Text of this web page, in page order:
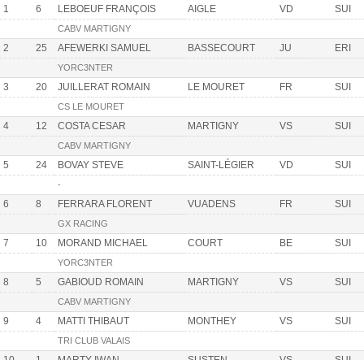
1 6 LEBOEUF FRANÇOIS AIGLE VD SUI
CABV MARTIGNY
2 25 AFEWERKI SAMUEL BASSECOURT JU ERI
YORC3NTER
3 20 JUILLERAT ROMAIN LE MOURET FR SUI
CS LE MOURET
4 12 COSTA CESAR MARTIGNY VS SUI
CABV MARTIGNY
5 24 BOVAY STEVE SAINT-LÉGIER VD SUI
-
6 8 FERRARA FLORENT VUADENS FR SUI
GX RACING
7 10 MORAND MICHAEL COURT BE SUI
YORC3NTER
8 5 GABIOUD ROMAIN MARTIGNY VS SUI
CABV MARTIGNY
9 4 MATTI THIBAUT MONTHEY VS SUI
TRI CLUB VALAIS